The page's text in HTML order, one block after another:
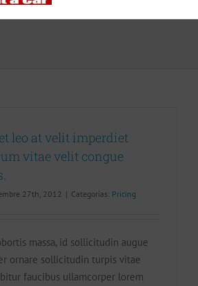
leo at velit imperdiet
vitae velit congue
27th, 2012 | Categorías: Pricing
massa, id sollicitudin augue
ornare sollicitudin turpis vitae
faucibus ullamcorper lorem